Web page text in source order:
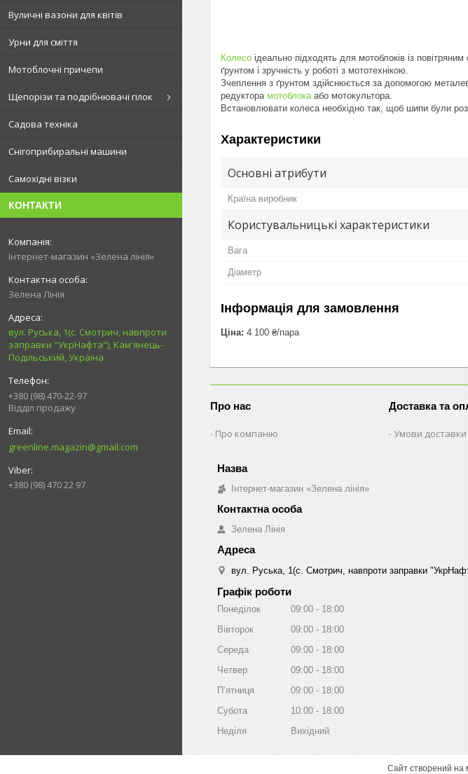
Вуличні вазони для квітів
Урни для сміття
Мотоблочні причепи
Щепорізи та подрібнювачі гілок
Садова техніка
Снігоприбиральні машини
Самохідні візки
КОНТАКТИ
Інтернет-магазин «Зелена лінія»
Зелена Лінія
вул. Руська, 1(с. Смотрич, навпроти
заправки "УкрНафта"), Кам'янець-
Подільський, Україна
+380 (98) 470-22-97
Відділ продажу
greenline.magazin@gmail.com
+380 (98) 470 22 97
Колесо ідеально підходять для мотоблоків із
ґрунтом і зручність у роботі з мототехнікою.
Зчеплення з ґрунтом здійснюється за допомогою
редуктора мотоблока або мотокультора.
Встановлювати колеса необхідно так, щоб шипи були
Характеристики
Основні атрибути
Країна виробник
Користувальницькі характеристики
Вага
Діаметр
Інформація для замовлення
Ціна: 4 100 ₴/пара
Про нас
Про компанію
Доставка та
Умови
Інтернет-магазин «Зелена лінія»
Зелена Лінія
вул. Руська, 1(с. Смотрич, навпроти заправки
Графік роботи
Понеділок 09:00
18:00
Вівторок
09:00
18:00
Середа
09:00
18:00
Четвер
09:00
18:00
Пʼятниця
09:00
18:00
Субота
10:00
18:00
Неділя
Вихідний
Сайт створений на